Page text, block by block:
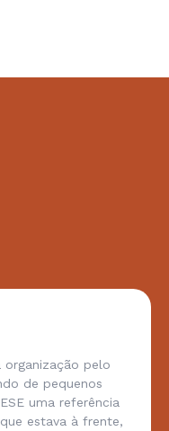
organização pelo
de pequenos
uma referência
estava à frente,